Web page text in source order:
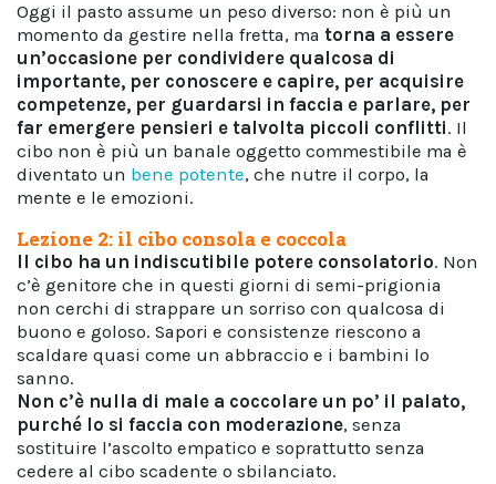
Oggi il pasto assume un peso diverso: non è più un
momento da gestire nella fretta, ma torna a essere
un’occasione per condividere qualcosa di
importante, per conoscere e capire, per acquisire
competenze, per guardarsi in faccia e parlare, per
far emergere pensieri e talvolta piccoli conflitti. Il
cibo non è più un banale oggetto commestibile ma è
diventato un bene potente, che nutre il corpo, la
mente e le emozioni.
Lezione 2: il cibo consola e coccola
Il cibo ha un indiscutibile potere consolatorio. Non
c’è genitore che in questi giorni di semi-prigionia
non cerchi di strappare un sorriso con qualcosa di
buono e goloso. Sapori e consistenze riescono a
scaldare quasi come un abbraccio e i bambini lo
sanno.
Non c’è nulla di male a coccolare un po’ il palato,
purché lo si faccia con moderazione, senza
sostituire l’ascolto empatico e soprattutto senza
cedere al cibo scadente o sbilanciato.